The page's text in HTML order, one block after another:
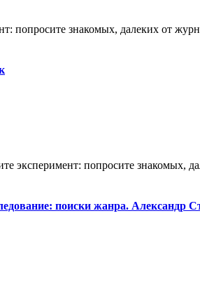
попросите знакомых, далеких от
эксперимент: попросите знакомых,
поиски жанра. Александр